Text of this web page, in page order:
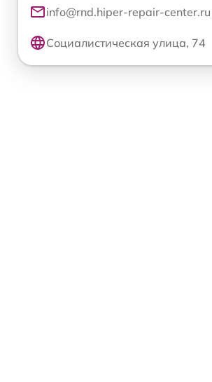
info@rnd.hiper-repair-center.ru
Социалистическая улица, 74